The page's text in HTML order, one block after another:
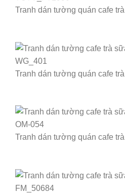
Tranh dán tường quán cafe
Tranh dán tường quán cafe
Tranh dán tường quán cafe